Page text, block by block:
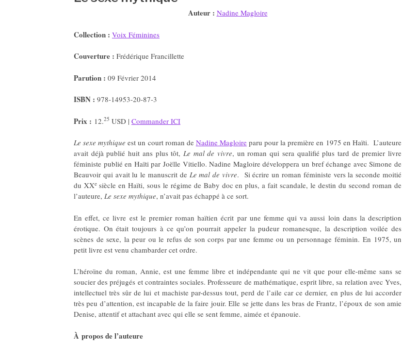
Auteur : Nadine Magloire
Collection : Voix Féminines
Couverture : Frédérique Francillette
Parution : 09 Février 2014
ISBN : 978-14953-20-87-3
Prix : 12.25 USD | Commander ICI
Le sexe mythique est un court roman de Nadine Magloireparu pour la première en 1975 en Haïti. L’auteure
avait déjà publié huit ans plus tôt, Le mal de vivre, un roman qui sera qualifié plus tard de premier livre
féministe publié en Haïti par Joëlle Vitiello. Nadine Magloire développera un bref échange avec Simone de
Beauvoir qui avait lu le manuscrit de Le mal de vivre. Si écrire un roman féministe vers la seconde moitié
du XXe siècle en Haïti, sous le régime de Baby doc en plus, a fait scandale, le destin du second roman de
l’auteure, Le sexe mythique, n’avait pas échappé à ce sort.
En effet, ce livre est le premier roman haïtien écrit par une femme qui va aussi loin dans la description
érotique. On était toujours à ce qu’on pourrait appeler la pudeur romanesque, la description voilée des
scènes de sexe, la peur ou le refus de son corps par une femme ou un personnage féminin. En 1975, un
petit livre est venu chambarder cet ordre.
L’héroïne du roman, Annie, est une femme libre et indépendante qui ne vit que pour elle-même sans se
soucier des préjugés et contraintes sociales. Professeure de mathématique, esprit libre, sa relation avec Yves,
intellectuel très sûr de lui et machiste par-dessus tout, perd de l’aile car ce dernier, en plus de lui accorder
très peu d’attention, est incapable de la faire jouir. Elle se jette dans les bras de Frantz, l’époux de son amie
Denise, attentif et attachant avec qui elle se sent femme, aimée et épanouie.
À propos de l’auteure